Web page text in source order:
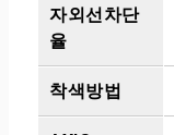
자외선차단
율
착색방법